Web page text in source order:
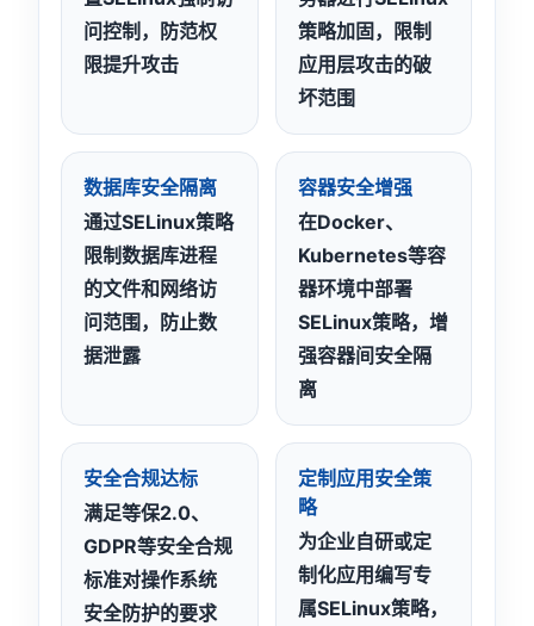
问控制，防范权
限提升攻击
策略加固，限制
应用层攻击的破
坏范围
数据库安全隔离
通过SELinux策略
限制数据库进程
的文件和网络访
问范围，防止数
据泄露
容器安全增强
在Docker、
Kubernetes等容
器环境中部署
SELinux策略，增
强容器间安全隔
离
安全合规达标
满足等保2.0、
GDPR等安全合规
标准对操作系统
安全防护的要求
定制应用安全策
略
为企业自研或定
制化应用编写专
属SELinux策略，